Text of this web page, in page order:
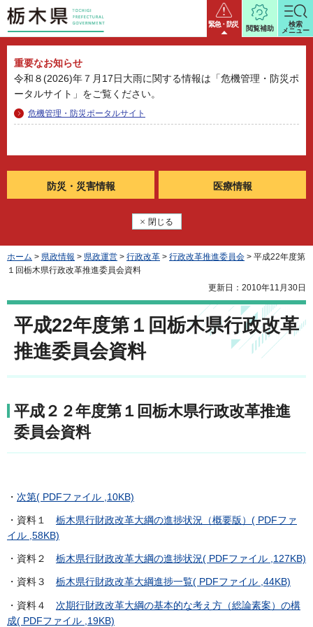
栃木県 緊急・防災
重要なお知らせ
令和８(2026)年７月17日大雨に関する情報は「危機管理・防災ポ
ータルサイト」をご覧ください。
危機管理・防災ポータルサイト
防災・ 災害情報 医療情報
閉じる
閲覧補助
検索
メニュー
ホーム > 県政情報 > 県政運営 > 行政改革 > 行政改革推進委員会 > 平成22年度第
１回栃木県行政改革推進委員会資料
更新日：2010年11月30日
平成22年度第１回栃木県行政改革
推進委員会資料
平成２２年度第１回栃木県行政改革推進
委員会資料
・ 次第( PDFファイル ,10KB)
・資料１ 栃木県行財政改革大綱の進捗状況（概要版）( PDFファ
イル ,58KB)
・資料２ 栃木県行財政改革大綱の進捗状況( PDFファイル ,127KB)
・資料３ 栃木県行財政改革大綱進捗一覧( PDFファイル ,44KB)
・資料４ 次期行財政改革大綱の基本的な考え方（総論素案）の構
成( PDFファイル ,19KB)